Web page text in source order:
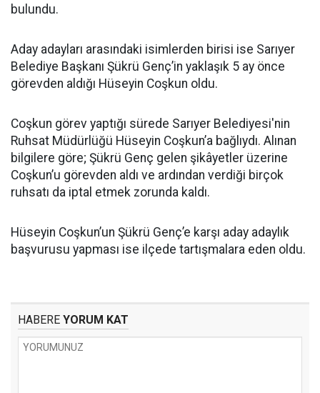
bulundu.
Aday adayları arasındaki isimlerden birisi ise Sarıyer
Belediye Başkanı Şükrü Genç’in yaklaşık 5 ay önce
görevden aldığı Hüseyin Coşkun oldu.
Coşkun görev yaptığı sürede Sarıyer Belediyesi'nin
Ruhsat Müdürlüğü Hüseyin Coşkun’a bağlıydı. Alınan
bilgilere göre; Şükrü Genç gelen şikâyetler üzerine
Coşkun’u görevden aldı ve ardından verdiği birçok
ruhsatı da iptal etmek zorunda kaldı.
Hüseyin Coşkun’un Şükrü Genç’e karşı aday adaylık
başvurusu yapması ise ilçede tartışmalara eden oldu.
HABERE YORUM KAT